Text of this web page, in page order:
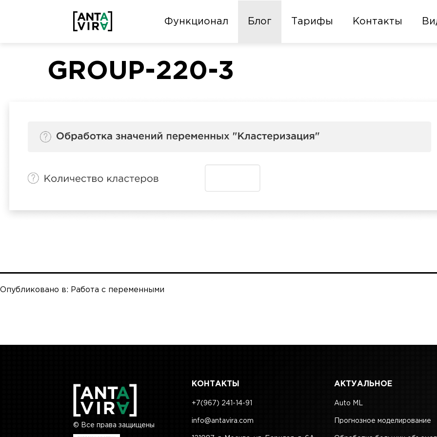
Функционал Блог Тарифы Контакты
GROUP-220-3
Опубликовано в: Работа с переменными
© Все права защищены
КОНТАКТЫ
+7(967) 241-14-91
info@antavira.com
АКТУАЛЬНОЕ
Auto ML
Прогнозное моделирование